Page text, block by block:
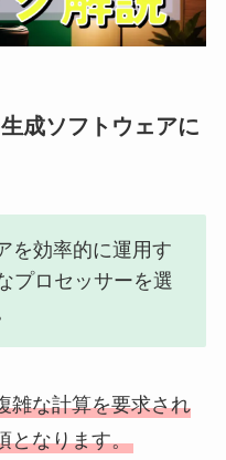
成ソフトウェアに
を効率的に運用す
プロセッサーを選
雑な計算を要求され
となります。